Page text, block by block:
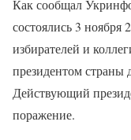
Как сообщал
состоялись 3 ноября
избирателей и
президентом страны
Действующий
поражение.